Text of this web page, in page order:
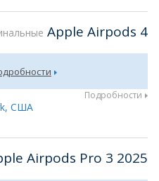
Apple Airpods 4
Подробности
США
Airpods Pro 3 2025